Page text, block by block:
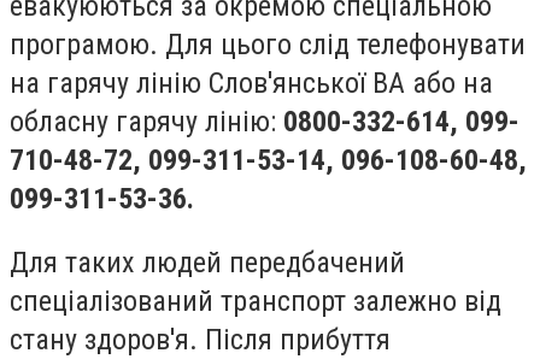
програмою. Для цього слід телефонувати
на гарячу лінію Слов'янської ВА або на
обласну гарячу лінію: 0800-332-614, 099-
710-48-72, 099-311-53-14, 096-108-60-48,
099-311-53-36.
Для таких людей передбачений
спеціалізований транспорт залежно від
стану здоров'я. Після прибуття